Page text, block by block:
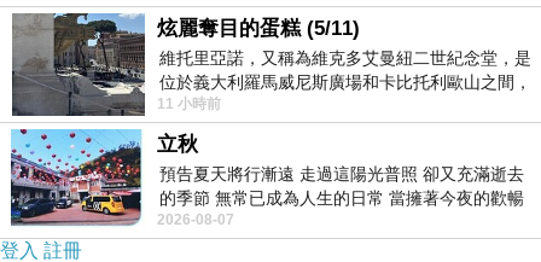
炫麗奪目的蛋糕 (5/11)
維托里亞諾，又稱為維克多艾曼紐二世紀念堂，是
位於義大利羅馬威尼斯廣場和卡比托利歐山之間，
用以紀念統一義大利統一後的的第一位國
11 小時前
立秋
預告夏天將行漸遠 走過這陽光普照 卻又充滿逝去
的季節 無常已成為人生的日常 當擁著今夜的歡暢
舒心 轉眼驟成昨日 而明晨 太陽
2026-08-07
登入 註冊